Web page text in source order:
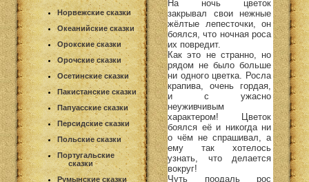
Норвежские сказки
Океанийские сказки
Орокские сказки
Орочские сказки
Осетинские сказки
Пакистанские сказки
Папуасские сказки
Персидские сказки
Польские сказки
Португальские
сказки
Румынские сказки
На ночь цветок
закрывал свои нежные
жёлтые лепесточки, он
боялся, что ночная роса
их повредит.
Как это не странно, но
рядом не было больше
ни одного цветка. Росла
крапива, очень гордая,
и с ужасно
неуживчивым
характером! Цветок
боялся её и никогда ни
о чём не спрашивал, а
ему так хотелось
узнать, что делается
вокруг!
Чуть поодаль рос